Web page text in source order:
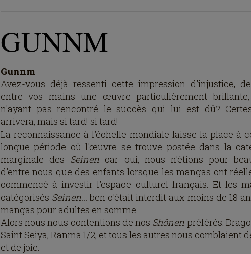
GUNNM
Gunnm
Avez-vous déjà ressenti cette impression d'injustice,
entre vos mains une œuvre particulièrement
n'ayant pas rencontré le succès qui lui est dû?
arrivera, mais si tard! si tard!
La reconnaissance à l'échelle mondiale laisse la place à
longue période où l'œuvre se trouve postée dans la
marginale des Seinen car oui, nous n'étions pour
d'entre nous que des enfants lorsque les mangas ont
commencé à investir l'espace culturel français. Et les
catégorisés Seinen... ben c'était interdit aux moins de 18
mangas pour adultes en somme.
Alors nous nous contentions de nos Shônen préférés:
Saint Seiya, Ranma 1/2, et tous les autres nous comblaient
et de joie.